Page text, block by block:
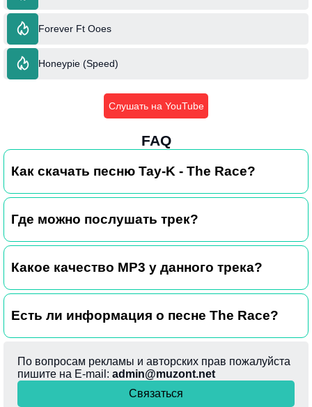
Forever Ft Ooes
Honeypie (Speed)
Слушать на YouTube
FAQ
Как скачать песню Tay-K - The Race?
Где можно послушать трек?
Какое качество MP3 у данного трека?
Есть ли информация о песне The Race?
По вопросам рекламы и авторских прав пожалуйста
пишите на E-mail: admin@muzont.net
Связаться